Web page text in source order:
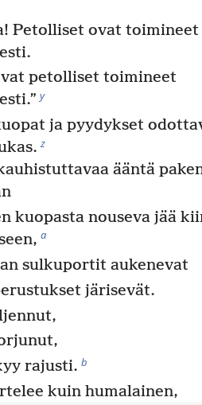
Petolliset ovat toimineet
petolliset toimineet
y
ja pyydykset
z
ääntä
kuopasta nouseva jää
a
sulkuportit aukenevat
järisevät.
rajusti. b
kuin humalainen,